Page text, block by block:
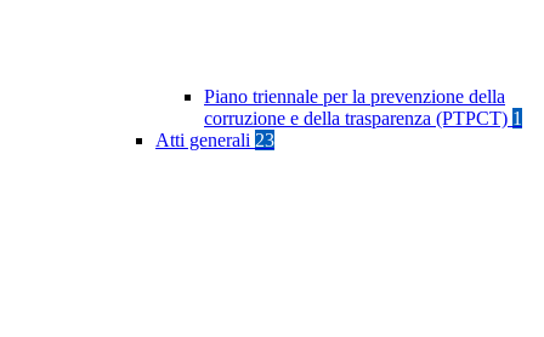
Piano triennale per la prevenzione della
corruzione e della trasparenza (PTPCT) 1
Atti generali 23